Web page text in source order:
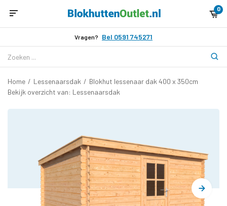
0
Vragen? Bel 0591 745271
Home / Lessenaarsdak / Blokhut lessenaar dak 400 x 350cm
Bekijk overzicht van: Lessenaarsdak